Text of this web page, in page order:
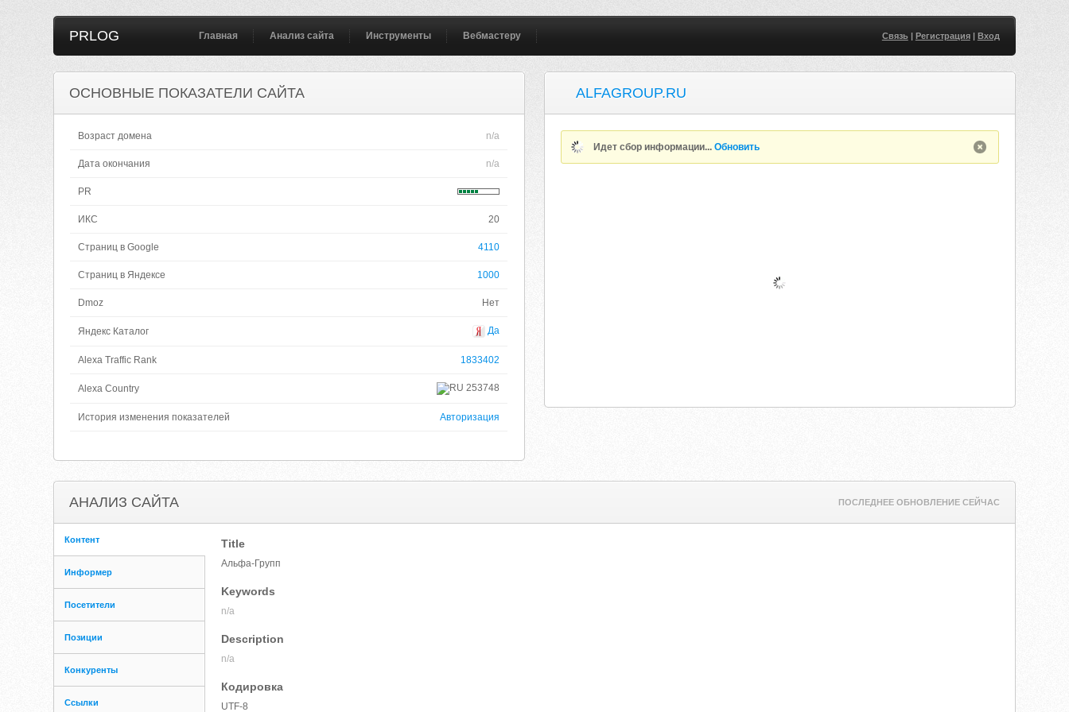
PRLOG Главная Анализ сайта Инструменты Вебмастеру Связь| Регистрация| Вход
ОСНОВНЫЕ ПОКАЗАТЕЛИ САЙТА
Возраст домена n/a
Дата окончания n/a
PR
ИКС 20
Страниц в Google 4110
Страниц в Яндексе 1000
Dmoz Нет
Яндекс Каталог Да
Alexa Traffic Rank 1833402
Alexa Country 253748
История изменения показателей Авторизация
ALFAGROUP.RU
Идет сбор информации...Обновить
АНАЛИЗ САЙТА ПОСЛЕДНЕЕ ОБНОВЛЕНИЕ СЕЙЧАС
Контент
Информер
Посетители
Позиции
Конкуренты
Ссылки
Title
Альфа-Групп
Keywords
n/a
Description
n/a
Кодировка
UTF-8